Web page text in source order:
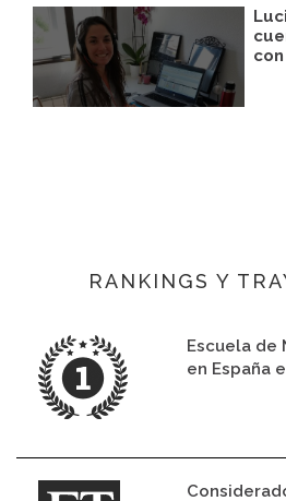
RANKINGS Y
Escuela de
en España